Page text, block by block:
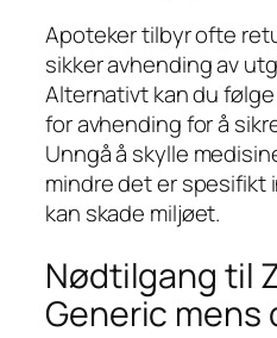
Apoteker tilbyr ofte
sikker avhending av
Alternativt kan du
for avhending for å
Unngå å skylle
mindre det er
kan skade miljøet.
Nødtilgang til
Generic mens